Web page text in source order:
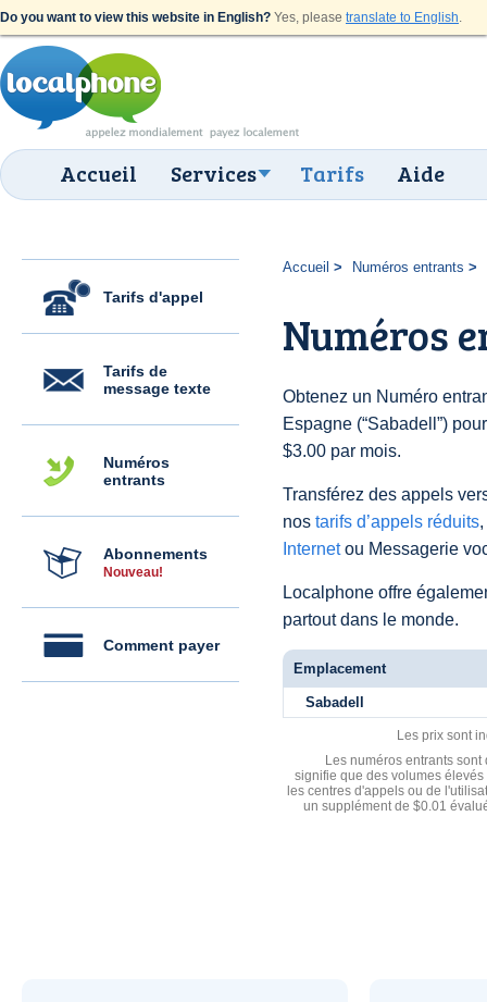
Do you want to view this website in English? Yes, please translate to English.
Accueil Services Tarifs Aide
Tarifs d'appel
Tarifs de
message texte
Numéros
entrants
Abonnements
Nouveau!
Comment payer
Accueil Numéros entrants
Numéros
Obtenez un Numéro
Espagne (“Sabadell”)
$3.00 par mois.
Transférez des appels
nos tarifs d’appels réduits
Internetou Messagerie
Localphone offre
partout dans le monde.
Emplacement
Sabadell
Les prix sont
Les numéros entrants
signifie que des volumes
les centres d'appels ou de
un supplément de $0.01